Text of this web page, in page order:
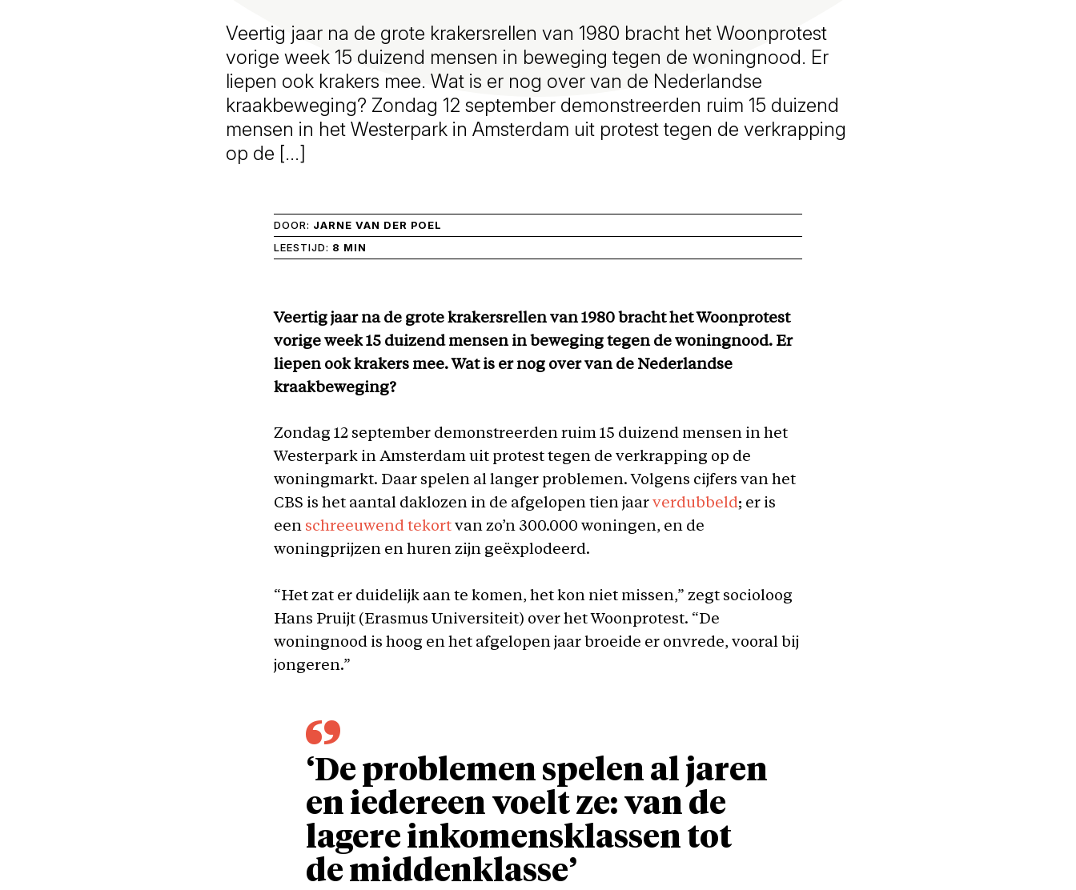
Veertig jaar na de grote krakersrellen van 1980 bracht het Woonprotest
vorige week 15 duizend mensen in beweging tegen de woningnood. Er
liepen ook krakers mee. Wat is er nog over van de Nederlandse
kraakbeweging? Zondag 12 september demonstreerden ruim 15 duizend
mensen in het Westerpark in Amsterdam uit protest tegen de verkrapping
op de […]
DOOR: JARNE VAN DER POEL
LEESTIJD: 8 MIN
Veertig jaar na de grote krakersrellen van 1980 bracht het Woonprotest
vorige week 15 duizend mensen in beweging tegen de woningnood. Er
liepen ook krakers mee. Wat is er nog over van de Nederlandse
kraakbeweging?
Zondag 12 september demonstreerden ruim 15 duizend mensen in het
Westerpark in Amsterdam uit protest tegen de verkrapping op de
woningmarkt. Daar spelen al langer problemen. Volgens cijfers van het
CBS is het aantal daklozen in de afgelopen tien jaar verdubbeld; er is
een schreeuwend tekort van zo’n 300.000 woningen, en de
woningprijzen en huren zijn geëxplodeerd.
“Het zat er duidelijk aan te komen, het kon niet missen,” zegt socioloog
Hans Pruijt (Erasmus Universiteit) over het Woonprotest. “De
woningnood is hoog en het afgelopen jaar broeide er onvrede, vooral bij
jongeren.”
‘De problemen spelen al jaren
en iedereen voelt ze: van de
lagere inkomensklassen tot
de middenklasse’